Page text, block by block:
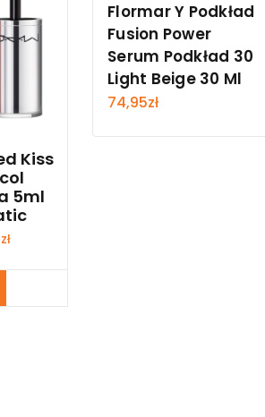
Kiss
5ml
zł
Flormar Y Podkład
Fusion Power
Serum Podkład 30
Light Beige 30 Ml
74,95zł